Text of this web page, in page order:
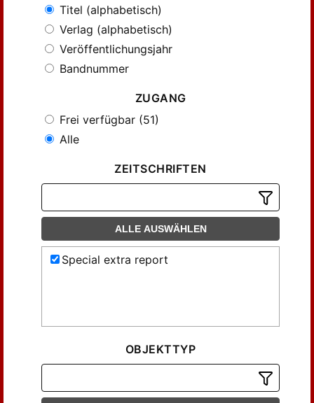
Titel (alphabetisch)
Verlag (alphabetisch)
Veröffentlichungsjahr
Bandnummer
ZUGANG
Frei verfügbar (51)
Alle
ZEITSCHRIFTEN
ALLE AUSWÄHLEN
Special extra report
OBJEKTTYP